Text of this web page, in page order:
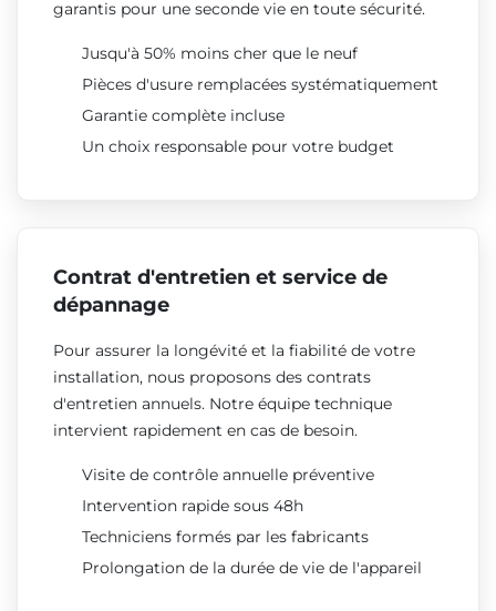
garantis pour une seconde vie en toute sécurité.
Jusqu'à 50% moins cher que le neuf
Pièces d'usure remplacées systématiquement
Garantie complète incluse
Un choix responsable pour votre budget
Contrat d'entretien et service de
dépannage
Pour assurer la longévité et la fiabilité de votre
installation, nous proposons des contrats
d'entretien annuels. Notre équipe technique
intervient rapidement en cas de besoin.
Visite de contrôle annuelle préventive
Intervention rapide sous 48h
Techniciens formés par les fabricants
Prolongation de la durée de vie de l'appareil